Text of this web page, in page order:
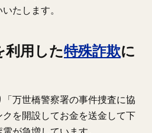
たします。
利用した特殊詐欺に
万世橋警察署の事件捜査に協
を開設してお金を送金して下